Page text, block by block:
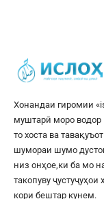
Хонандаи гиромии «
муштарӣ моро
то хоста ва
шумораи шумо
низ онҳое,ки ба мо
такопуву
кори бештар кунем.